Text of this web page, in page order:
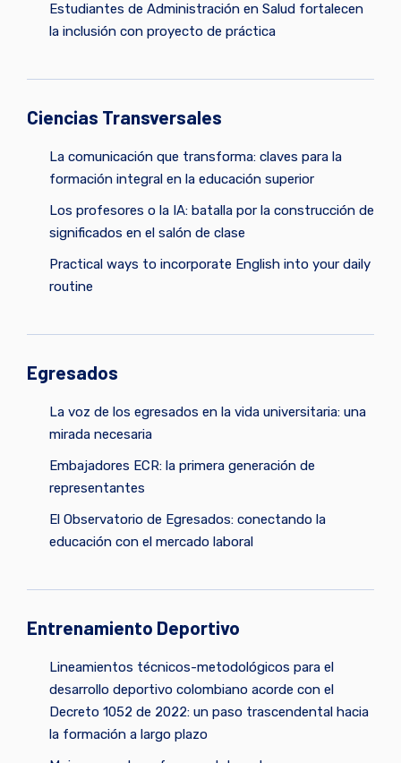
Estudiantes de Administración en Salud fortalecen
la inclusión con proyecto de práctica
Ciencias Transversales
La comunicación que transforma: claves para la
formación integral en la educación superior
Los profesores o la IA: batalla por la construcción de
significados en el salón de clase
Practical ways to incorporate English into your daily
routine
Egresados
La voz de los egresados en la vida universitaria: una
mirada necesaria
Embajadores ECR: la primera generación de
representantes
El Observatorio de Egresados: conectando la
educación con el mercado laboral
Entrenamiento Deportivo
Lineamientos técnicos-metodológicos para el
desarrollo deportivo colombiano acorde con el
Decreto 1052 de 2022: un paso trascendental hacia
la formación a largo plazo